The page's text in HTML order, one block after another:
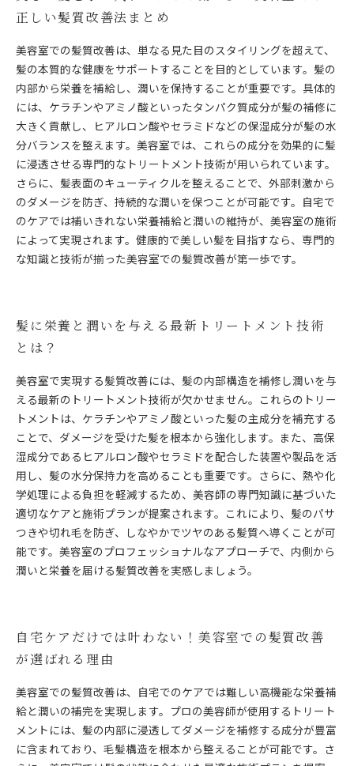
正しい髪質改善法まとめ
美容室での髪質改善は、単なる見た目のスタイリングを超えて、
髪の本質的な健康をサポートすることを目的としています。髪の
内部から栄養を補給し、潤いを保持することが重要です。具体的
には、ケラチンやアミノ酸といったタンパク質成分が髪の補修に
大きく貢献し、ヒアルロン酸やセラミドなどの保湿成分が髪の水
分バランスを整えます。美容室では、これらの成分を効果的に髪
に浸透させる専門的なトリートメント技術が用いられています。
さらに、髪表面のキューティクルを整えることで、外部刺激から
のダメージを防ぎ、持続的な潤いを保つことが可能です。自宅で
のケアでは補いきれない栄養補給と潤いの維持が、美容室の施術
によって実現されます。健康的で美しい髪を目指すなら、専門的
な知識と技術が揃った美容室での髪質改善が第一歩です。
髪に栄養と潤いを与える最新トリートメント技術
とは？
美容室で実現する髪質改善には、髪の内部構造を補修し潤いを与
える最新のトリートメント技術が欠かせません。これらのトリー
トメントは、ケラチンやアミノ酸といった髪の主成分を補充する
ことで、ダメージを受けた髪を根本から強化します。また、高保
湿成分であるヒアルロン酸やセラミドを配合した装置や製品を活
用し、髪の水分保持力を高めることも重要です。さらに、熱や化
学処理による負担を軽減するため、美容師の専門知識に基づいた
適切なケアと施術プランが提案されます。これにより、髪のパサ
つきや切れ毛を防ぎ、しなやかでツヤのある髪質へ導くことが可
能です。美容室のプロフェッショナルなアプローチで、内側から
潤いと栄養を届ける髪質改善を実感しましょう。
自宅ケアだけでは叶わない！美容室での髪質改善
が選ばれる理由
美容室での髪質改善は、自宅でのケアでは難しい高機能な栄養補
給と潤いの補完を実現します。プロの美容師が使用するトリート
メントには、髪の内部に浸透してダメージを補修する成分が豊富
に含まれており、毛髪構造を根本から整えることが可能です。さ